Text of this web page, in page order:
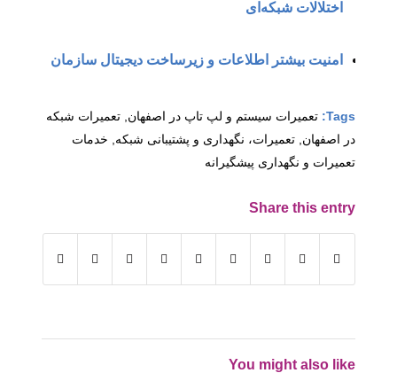
اختلالات شبکه‌ای
امنیت بیشتر اطلاعات و زیرساخت دیجیتال سازمان
Tags: تعمیرات سیستم و لپ تاپ در اصفهان ,تعمیرات شبکه
در اصفهان ,تعمیرات، نگهداری و پشتیبانی شبکه
خدمات
تعمیرات و نگهداری پیشگیرانه
Share this entry
You might also like